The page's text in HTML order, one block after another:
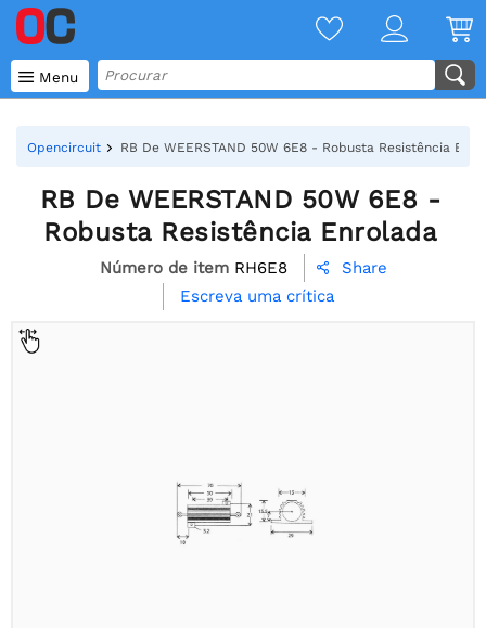
 Menu
Opencircuit RB De WEERSTAND 50W 6E8 - Robusta Resistência
RB De WEERSTAND 50W 6E8 -
Robusta Resistência Enrolada
Número de item RH6E8 
Share
Escreva uma crítica